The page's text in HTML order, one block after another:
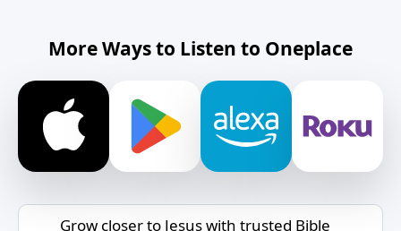
More Ways to Listen to Oneplace
Grow closer to Jesus with trusted Bible